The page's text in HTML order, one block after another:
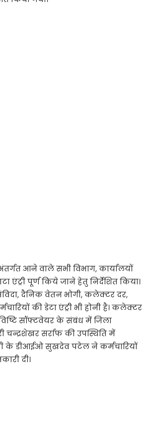
आने वाले सभी विभाग, कार्यालयों
एंट्री पूर्ण किये जाने हेतु निर्देशित किया।
दैनिक वेतन भोगी, कलेक्टर दर,
की डेटा एंट्री भी होनी है। कलेक्टर
सॉफ्टवेयर के संबंध में जिला
चन्द्रशेखर सर्राफ की उपस्थिति में
डीआईओ सुखदेव पटेल ने कर्मचारियों
दी।